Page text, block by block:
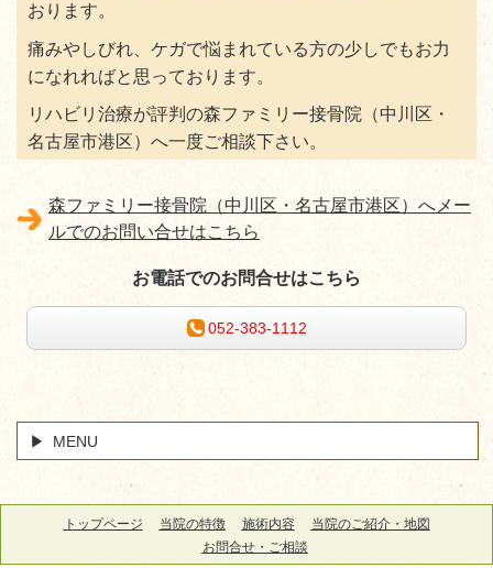
おります。
痛みやしびれ、ケガで悩まれている方の少しでもお力
になれればと思っております。
リハビリ治療が評判の森ファミリー接骨院（中川区・
名古屋市港区）へ一度ご相談下さい。
森ファミリー接骨院（中川区・名古屋市港区）へメー
ルでのお問い合せはこちら
お電話でのお問合せはこちら
052-383-1112
MENU
トップページ 当院の特徴 施術内容
当院のご紹介・地図
お問合せ・ご相談